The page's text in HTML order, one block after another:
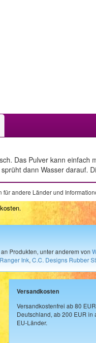
Das Pulver kann
dann Wasser darauf.
andere Länder und
.
Produkten, unter anderem von
Ranger Ink, C.C. Designs Rubber
Versandkosten
Versandkostenfrei ab 80
Deutschland, ab 200 EUR in
EU-Länder.